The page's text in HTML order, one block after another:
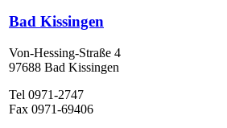
Bad Kissingen
Von-Hessing-Straße 4
97688 Bad Kissingen
Tel 0971-2747
Fax 0971-69406